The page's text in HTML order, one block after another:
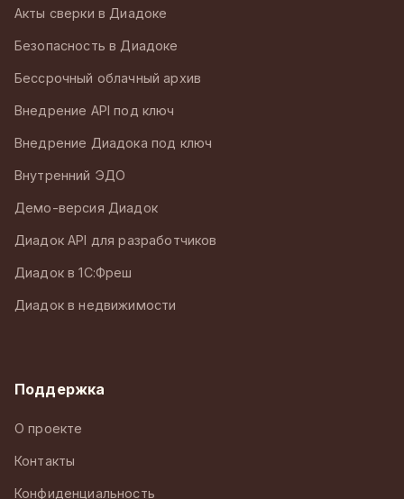
Акты сверки в Диадоке
Безопасность в Диадоке
Бессрочный облачный архив
Внедрение API под ключ
Внедрение Диадока под ключ
Внутренний ЭДО
Демо-версия Диадок
Диадок API для разработчиков
Диадок в 1С:Фреш
Диадок в недвижимости
Поддержка
О проекте
Контакты
Конфиденциальность